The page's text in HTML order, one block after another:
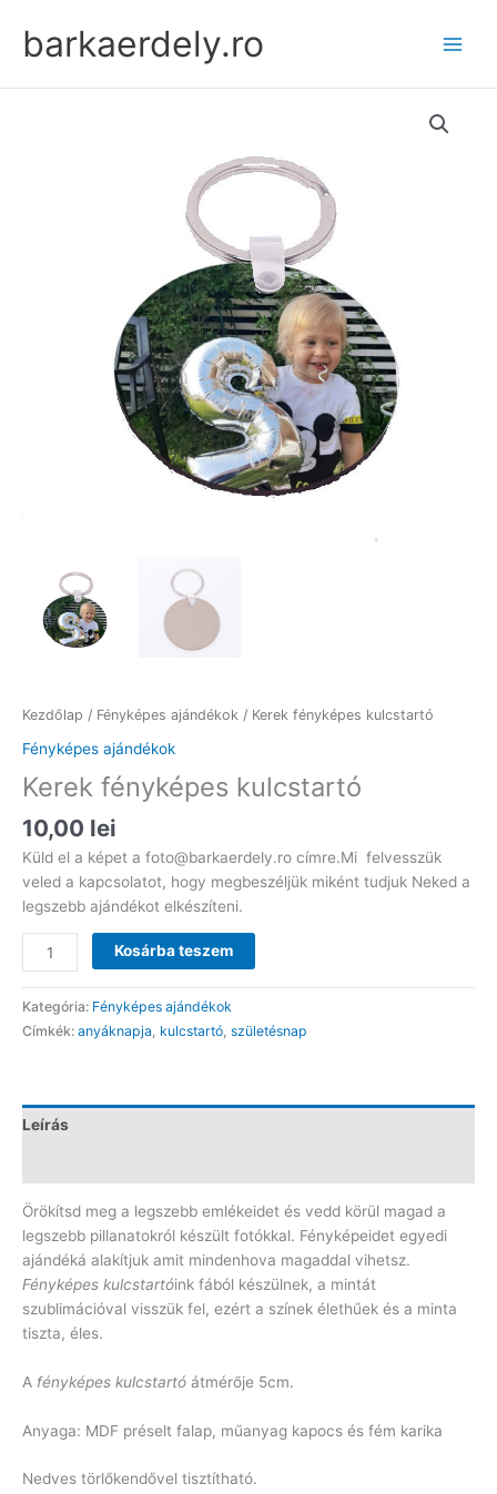
contentbarkaerdely.ro
Kezdőlap / Fényképes ajándékok / Kerek fényképes kulcstartó
Fényképes ajándékok
Kerek fényképes kulcstartó
10,00 lei
Küld el a képet a foto@barkaerdely.ro címre.Mi felvesszük
veled a kapcsolatot, hogy megbeszéljük miként tudjuk Neked a
legszebb ajándékot elkészíteni.
Kerek
fényképes
kulcstartó
mennyiség
Kosárba teszem
Kategória: Fényképes ajándékok
Címkék: anyáknapja, kulcstartó, születésnap
Leírás
Örökítsd meg a legszebb emlékeidet és vedd körül magad a
legszebb pillanatokról készült fotókkal. Fényképeidet egyedi
ajándéká alakítjuk amit mindenhova magaddal vihetsz.
Fényképes kulcstartóink fából készülnek, a mintát
szublimációval visszük fel, ezért a színek élethűek és a minta
tiszta, éles.
A fényképes kulcstartó átmérője 5cm.
Anyaga: MDF préselt falap, műanyag kapocs és fém karika
Nedves törlőkendővel tisztítható.